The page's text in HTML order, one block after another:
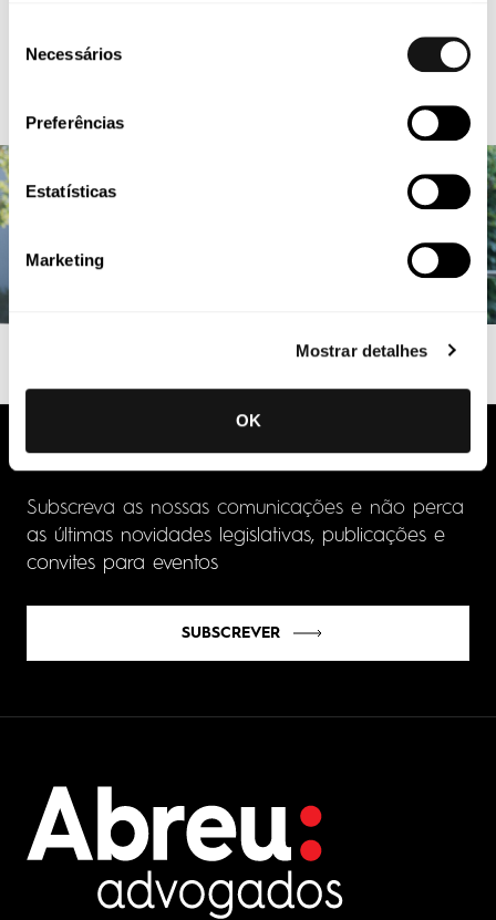
Necessários
Preferências
Estatísticas
Marketing
Mostrar detalhes
OK
Mantenha-se informado
Subscreva as nossas comunicações e não perca
as últimas novidades legislativas, publicações e
convites para eventos
SUBSCREVER